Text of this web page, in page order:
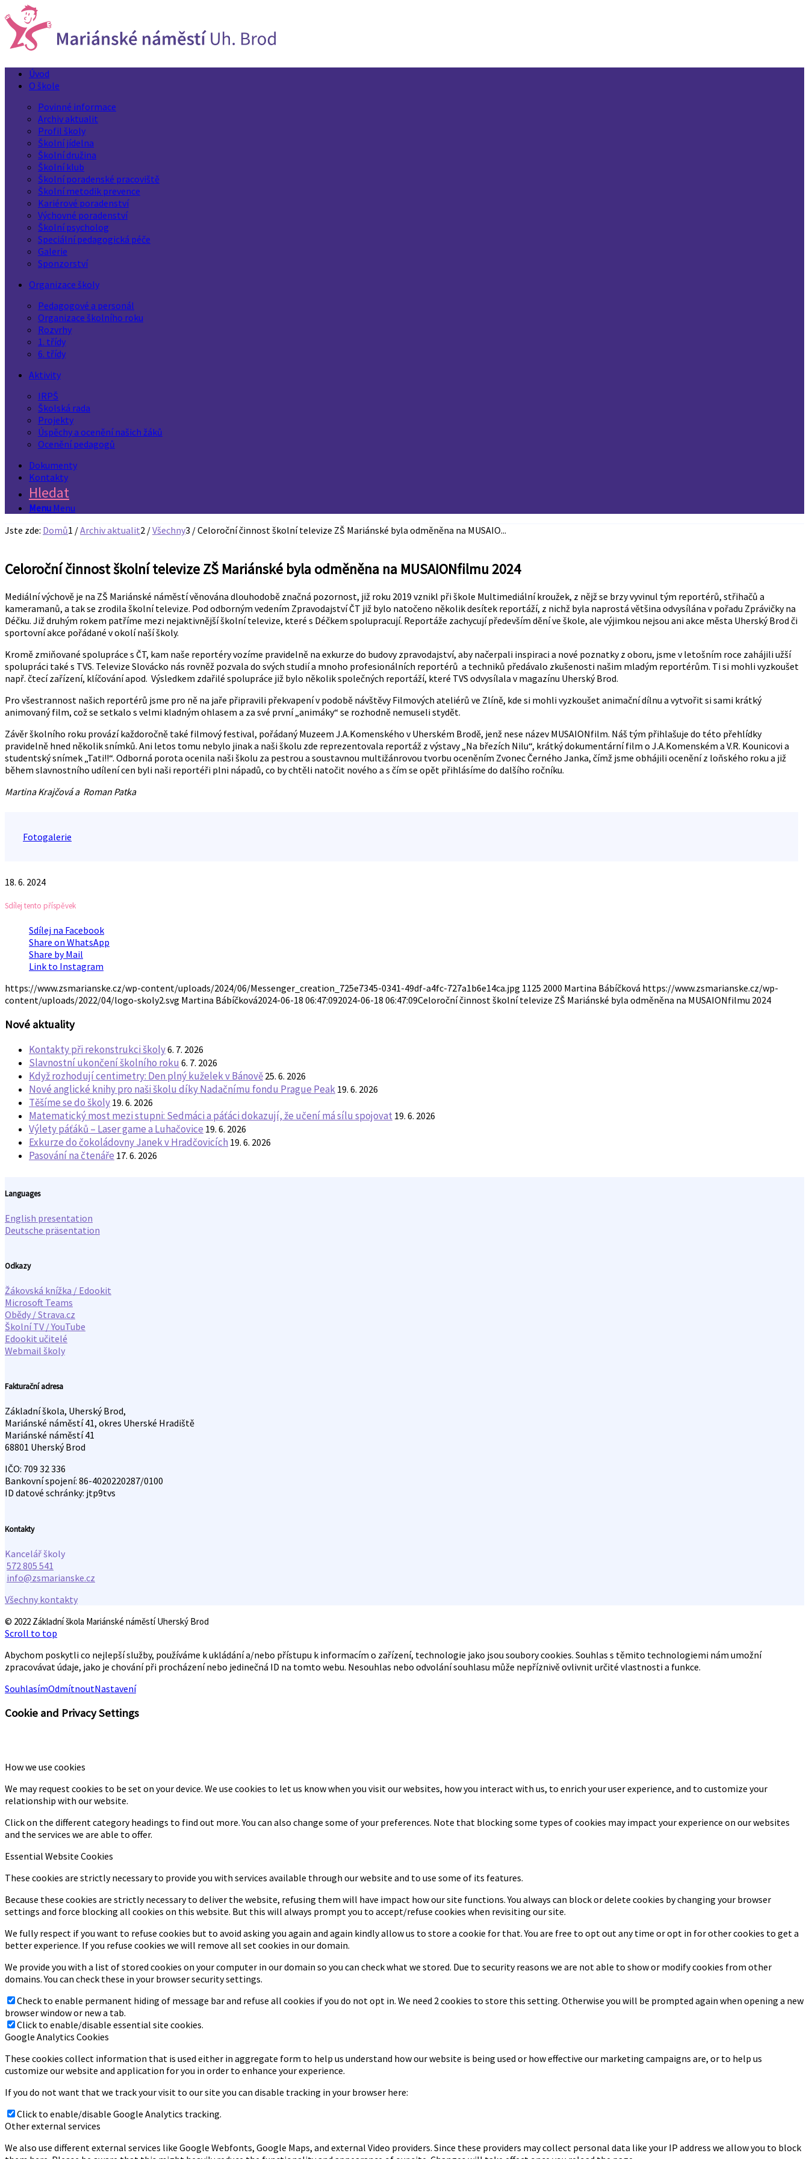
Úvod
O škole
Povinné informace
Archiv aktualit
Profil školy
Školní jídelna
Školní družina
Školní klub
Školní poradenské pracoviště
Školní metodik prevence
Kariérové poradenství
Výchovné poradenství
Školní psycholog
Speciální pedagogická péče
Galerie
Sponzorství
Organizace školy
Pedagogové a personál
Organizace školního roku
Rozvrhy
1. třídy
6. třídy
Aktivity
IRPŠ
Školská rada
Projekty
Úspěchy a ocenění našich žáků
Ocenění pedagogů
Dokumenty
Kontakty
Hledat
Menu Menu
Jste zde: Domů1 /Archiv aktualit2 /Všechny3 /Celoroční činnost školní televize ZŠ Mariánské byla odměněna na MUSAIO...
Celoroční činnost školní televize ZŠ Mariánské byla odměněna na MUSAIONfilmu 2024
Mediální výchově je na ZŠ Mariánské náměstí věnována dlouhodobě značná pozornost, již roku 2019 vznikl při škole Multimediální kroužek, z nějž se brzy vyvinul tým reportérů, střihačů a
kameramanů, a tak se zrodila školní televize. Pod odborným vedením Zpravodajství ČT již bylo natočeno několik desítek reportáží, z nichž byla naprostá většina odvysílána v pořadu Zprávičky na
Déčku. Již druhým rokem patříme mezi nejaktivnější školní televize, které s Déčkem spolupracují. Reportáže zachycují především dění ve škole, ale výjimkou nejsou ani akce města Uherský Brod či
sportovní akce pořádané v okolí naší školy.
Kromě zmiňované spolupráce s ČT, kam naše reportéry vozíme pravidelně na exkurze do budovy zpravodajství, aby načerpali inspiraci a nové poznatky z oboru, jsme v letošním roce zahájili užší
spolupráci také s TVS. Televize Slovácko nás rovněž pozvala do svých studií a mnoho profesionálních reportérů a techniků předávalo zkušenosti našim mladým reportérům. Ti si mohli vyzkoušet
např. čtecí zařízení, klíčování apod. Výsledkem zdařilé spolupráce již bylo několik společných reportáží, které TVS odvysílala v magazínu Uherský Brod.
Pro všestrannost našich reportérů jsme pro ně na jaře připravili překvapení v podobě návštěvy Filmových ateliérů ve Zlíně, kde si mohli vyzkoušet animační dílnu a vytvořit si sami krátký
animovaný film, což se setkalo s velmi kladným ohlasem a za své první „animáky“ se rozhodně nemuseli stydět.
Závěr školního roku provází každoročně také filmový festival, pořádaný Muzeem J.A.Komenského v Uherském Brodě, jenž nese název MUSAIONfilm. Náš tým přihlašuje do této přehlídky
pravidelně hned několik snímků. Ani letos tomu nebylo jinak a naši školu zde reprezentovala reportáž z výstavy „Na březích Nilu“, krátký dokumentární film o J.A.Komenském a V.R. Kounicovi a
studentský snímek „Tati!!“. Odborná porota ocenila naši školu za pestrou a soustavnou multižánrovou tvorbu oceněním Zvonec Černého Janka, čímž jsme obhájili ocenění z loňského roku a již
během slavnostního udílení cen byli naši reportéři plni nápadů, co by chtěli natočit nového a s čím se opět přihlásíme do dalšího ročníku.
Martina Krajčová a Roman Patka
Fotogalerie
18. 6. 2024
Sdílej tento příspěvek
Sdílej na Facebook
Share on WhatsApp
Share by Mail
Link to Instagram
https://www.zsmarianske.cz/wp-content/uploads/2024/06/Messenger_creation_725e7345-0341-49df-a4fc-727a1b6e14ca.jpg 1125 2000 Martina Bábíčková https://www.zsmarianske.cz/wp-
content/uploads/2022/04/logo-skoly2.svg Martina Bábíčková2024-06-18 06:47:092024-06-18 06:47:09Celoroční činnost školní televize ZŠ Mariánské byla odměněna na MUSAIONfilmu 2024
Nové aktuality
Kontakty při rekonstrukci školy6. 7. 2026
Slavnostní ukončení školního roku 6. 7. 2026
Když rozhodují centimetry: Den plný kuželek v Bánově 25. 6. 2026
Nové anglické knihy pro naši školu díky Nadačnímu fondu Prague Peak 19. 6. 2026
Těšíme se do školy 19. 6. 2026
Matematický most mezi stupni: Sedmáci a páťáci dokazují, že učení má sílu spojovat 19. 6. 2026
Výlety páťáků – Laser game a Luhačovice 19. 6. 2026
Exkurze do čokoládovny Janek v Hradčovicích 19. 6. 2026
Pasování na čtenáře 17. 6. 2026
Languages
English presentation
Deutsche präsentation
Odkazy
Žákovská knížka / Edookit
Microsoft Teams
Obědy / Strava.cz
Školní TV / YouTube
Edookit učitelé
Webmail školy
Fakturační adresa
Základní škola, Uherský Brod,
Mariánské náměstí 41, okres Uherské Hradiště
Mariánské náměstí 41
68801 Uherský Brod
IČO: 709 32 336
Bankovní spojení: 86-4020220287/0100
ID datové schránky: jtp9tvs
Kontakty
Kancelář školy
572 805 541
info@zsmarianske.cz
Všechny kontakty
© 2022 Základní škola Mariánské náměstí Uherský Brod
Scroll to top
Abychom poskytli co nejlepší služby, používáme k ukládání a/nebo přístupu k informacím o zařízení, technologie jako jsou soubory cookies. Souhlas s těmito technologiemi nám umožní
zpracovávat údaje, jako je chování při procházení nebo jedinečná ID na tomto webu. Nesouhlas nebo odvolání souhlasu může nepříznivě ovlivnit určité vlastnosti a funkce.
SouhlasímOdmítnoutNastavení
Cookie and Privacy Settings
How we use cookies
We may request cookies to be set on your device. We use cookies to let us know when you visit our websites, how you interact with us, to enrich your user experience, and to customize your
relationship with our website.
Click on the different category headings to find out more. You can also change some of your preferences. Note that blocking some types of cookies may impact your experience on our websites
and the services we are able to offer.
Essential Website Cookies
These cookies are strictly necessary to provide you with services available through our website and to use some of its features.
Because these cookies are strictly necessary to deliver the website, refusing them will have impact how our site functions. You always can block or delete cookies by changing your browser
settings and force blocking all cookies on this website. But this will always prompt you to accept/refuse cookies when revisiting our site.
We fully respect if you want to refuse cookies but to avoid asking you again and again kindly allow us to store a cookie for that. You are free to opt out any time or opt in for other cookies to get a
better experience. If you refuse cookies we will remove all set cookies in our domain.
We provide you with a list of stored cookies on your computer in our domain so you can check what we stored. Due to security reasons we are not able to show or modify cookies from other
domains. You can check these in your browser security settings.
Check to enable permanent hiding of message bar and refuse all cookies if you do not opt in. We need 2 cookies to store this setting. Otherwise you will be prompted again when opening a new
browser window or new a tab.
Click to enable/disable essential site cookies.
Google Analytics Cookies
These cookies collect information that is used either in aggregate form to help us understand how our website is being used or how effective our marketing campaigns are, or to help us
customize our website and application for you in order to enhance your experience.
If you do not want that we track your visit to our site you can disable tracking in your browser here:
Click to enable/disable Google Analytics tracking.
Other external services
We also use different external services like Google Webfonts, Google Maps, and external Video providers. Since these providers may collect personal data like your IP address we allow you to block